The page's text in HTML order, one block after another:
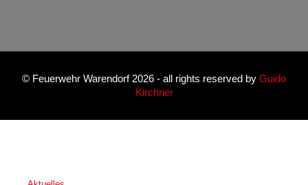
© Feuerwehr Warendorf 2026 - all rights reserved by Guido
Kirchner